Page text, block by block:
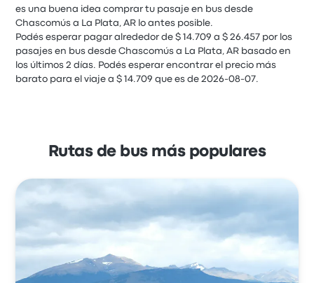
es una buena idea comprar tu pasaje en bus desde
Chascomús a La Plata, AR lo antes posible.
Podés esperar pagar alrededor de $ 14.709 a $ 26.457 por los
pasajes en bus desde Chascomús a La Plata, AR basado en
los últimos 2 días. Podés esperar encontrar el precio más
barato para el viaje a $ 14.709 que es de 2026-08-07.
Rutas de bus más populares